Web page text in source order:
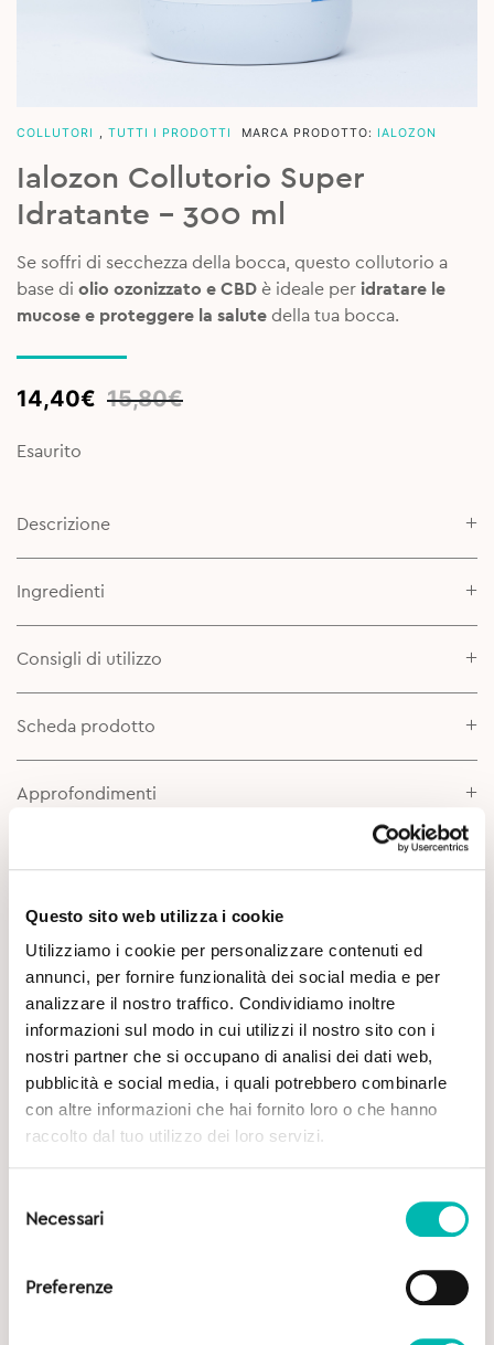
Questo sito web utilizza i cookie
Utilizziamo i cookie per personalizzare contenuti ed
annunci, per fornire funzionalità dei social media e per
analizzare il nostro traffico. Condividiamo inoltre
informazioni sul modo in cui utilizzi il nostro sito con i
nostri partner che si occupano di analisi dei dati web,
pubblicità e social media, i quali potrebbero combinarle
con altre informazioni che hai fornito loro o che hanno
raccolto dal tuo utilizzo dei loro servizi.
delNecessari
Preferenze
COLLUTORI TUTTI I PRODOTTI MARCA PRODOTTO: IALOZON
Ialozon Collutorio Super
Idratante – 300 ml
Se soffri di secchezza della bocca, questo collutorio a
base di olio ozonizzato e CBD è ideale per idratare le
mucose e proteggere la salute della tua bocca.
15,80€
Original
was:
14,40€
Current
is:
Esaurito
Descrizione
Ingredienti
Consigli di utilizzo
Scheda prodotto
Approfondimenti
Potrebbe Interessarti